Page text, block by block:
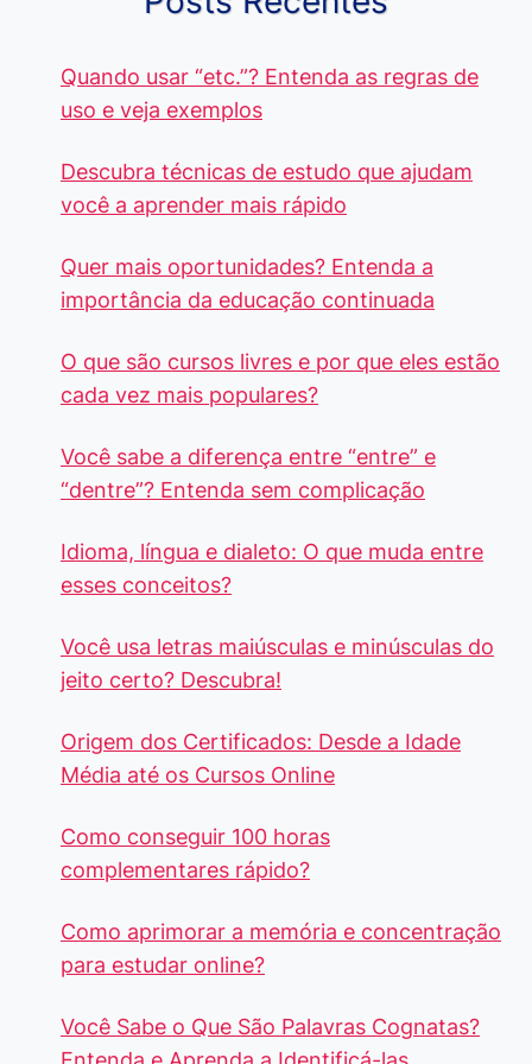
Quando usar “etc.”? Entenda as regras de
uso e veja exemplos
Descubra técnicas de estudo que ajudam
você a aprender mais rápido
Quer mais oportunidades? Entenda a
importância da educação continuada
O que são cursos livres e por que eles estão
cada vez mais populares?
Você sabe a diferença entre “entre” e
“dentre”? Entenda sem complicação
Idioma, língua e dialeto: O que muda entre
esses conceitos?
Você usa letras maiúsculas e minúsculas do
jeito certo? Descubra!
Origem dos Certificados: Desde a Idade
Média até os Cursos Online
Como conseguir 100 horas
complementares rápido?
Como aprimorar a memória e concentração
para estudar online?
Você Sabe o Que São Palavras Cognatas?